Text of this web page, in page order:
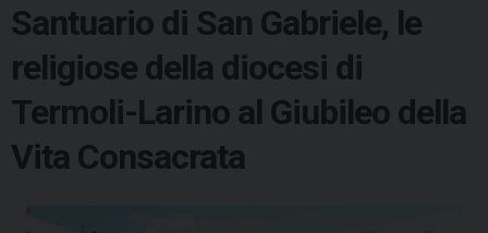
Santuario di San Gabriele, le
religiose della diocesi di
Termoli-Larino al Giubileo della
Vita Consacrata